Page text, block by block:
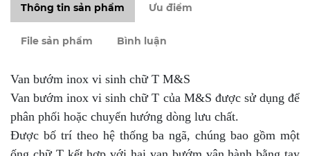
Thông tin sản phẩm Ưu điểm
File sản phẩm Bình luận
Van bướm inox vi sinh chữ T M&S
Van bướm inox vi sinh chữ T của M&S được sử dụng để
phân phối hoặc chuyển hướng dòng lưu chất.
Được bố trí theo hệ thống ba ngã, chúng bao gồm một